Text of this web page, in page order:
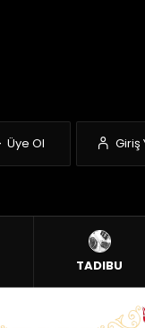
Üye Ol Giriş
TADIBU